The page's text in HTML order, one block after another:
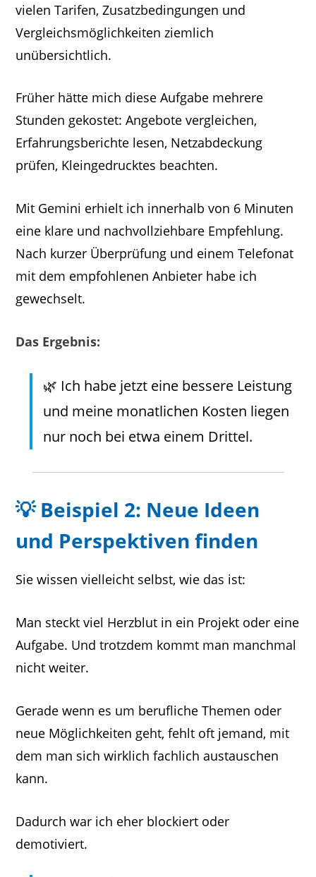
vielen Tarifen, Zusatzbedingungen und
Vergleichsmöglichkeiten ziemlich
unübersichtlich.
Früher hätte mich diese Aufgabe mehrere
Stunden gekostet: Angebote vergleichen,
Erfahrungsberichte lesen, Netzabdeckung
prüfen, Kleingedrucktes beachten.
Mit Gemini erhielt ich innerhalb von 6 Minuten
eine klare und nachvollziehbare Empfehlung.
Nach kurzer Überprüfung und einem Telefonat
mit dem empfohlenen Anbieter habe ich
gewechselt.
Das Ergebnis:
🌿 Ich habe jetzt eine bessere Leistung
und meine monatlichen Kosten liegen
nur noch bei etwa einem Drittel.
💡 Beispiel 2: Neue Ideen
und Perspektiven finden
Sie wissen vielleicht selbst, wie das ist:
Man steckt viel Herzblut in ein Projekt oder eine
Aufgabe. Und trotzdem kommt man manchmal
nicht weiter.
Gerade wenn es um berufliche Themen oder
neue Möglichkeiten geht, fehlt oft jemand, mit
dem man sich wirklich fachlich austauschen
kann.
Dadurch war ich eher blockiert oder
demotiviert.